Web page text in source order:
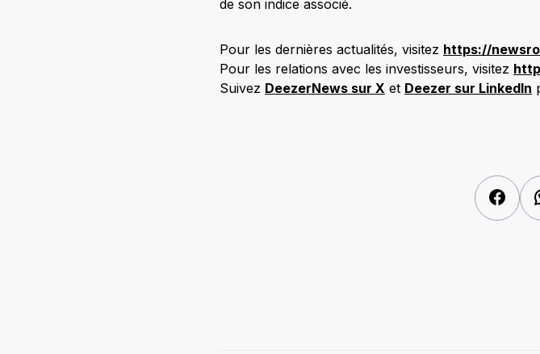
de son indice associé.
Pour les dernières actualités, visitez https://
Pour les relations avec les investisseurs, visitez
Suivez DeezerNews sur X et Deezer sur LinkedIn